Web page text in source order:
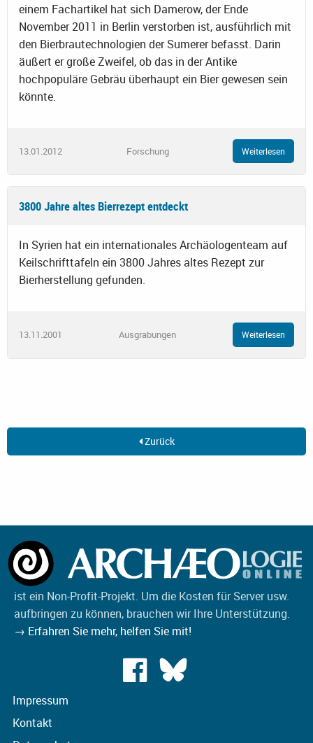
einem Fachartikel hat sich Damerow, der Ende
November 2011 in Berlin verstorben ist, ausführlich mit
den Bierbrautechnologien der Sumerer befasst. Darin
äußert er große Zweifel, ob das in der Antike
hochpopuläre Gebräu überhaupt ein Bier gewesen sein
könnte.
13.01.2012 Forschung Weiterlesen
3800 Jahre altes Bierrezept entdeckt
In Syrien hat ein internationales Archäologenteam auf
Keilschrifttafeln ein 3800 Jahres altes Rezept zur
Bierherstellung gefunden.
13.11.2001 Ausgrabungen Weiterlesen
Zurück
ist ein Non-Profit-Projekt. Um die Kosten für Server usw.
aufbringen zu können, brauchen wir Ihre Unterstützung.
→ Erfahren Sie mehr, helfen Sie mit!
Impressum
Kontakt